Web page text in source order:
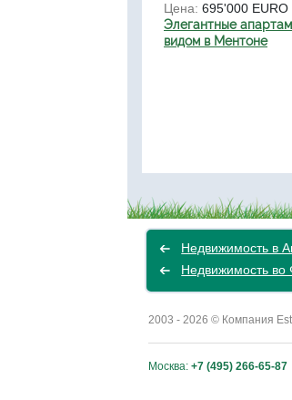
Цена: 695'000 EURO
Элегантные
видом в Ментоне
Недвижимость в
Недвижимость во
2003 - 2026 © Компания
Москва: +7 (495) 266-65-87